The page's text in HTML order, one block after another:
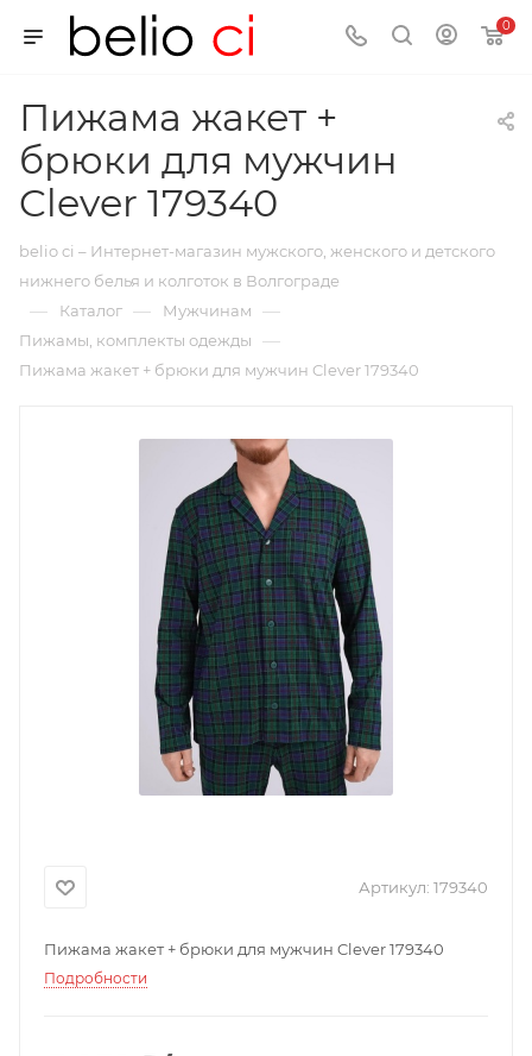
0
Пижама жакет +
брюки для мужчин
Clever 179340
belio ci – Интернет-магазин мужского, женского и детского
нижнего белья и колготок в Волгограде
— Каталог — Мужчинам —
Пижамы, комплекты одежды —
Пижама жакет + брюки для мужчин Clever 179340
Артикул: 179340
Пижама жакет + брюки для мужчин Clever 179340
Подробности